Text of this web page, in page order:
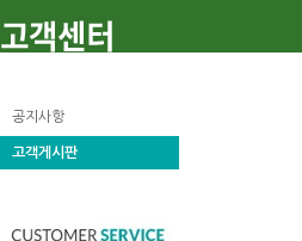
공지사항
고객게시판